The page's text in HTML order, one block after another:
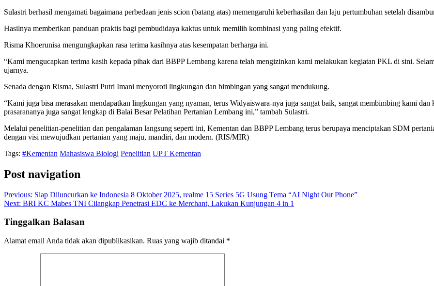
Sulastri berhasil mengamati bagaimana perbedaan jenis scion (batang atas) memengaruhi keberhasilan dan laju pertumbuhan setelah
Hasilnya memberikan panduan praktis bagi pembudidaya kaktus untuk memilih kombinasi yang paling efektif.
Risma Khoerunisa mengungkapkan rasa terima kasihnya atas kesempatan berharga ini.
“Kami mengucapkan terima kasih kepada pihak dari BBPP Lembang karena telah mengizinkan kami melakukan kegiatan PKL di sini.
ujarnya.
Senada dengan Risma, Sulastri Putri Imani menyoroti lingkungan dan bimbingan yang sangat mendukung.
“Kami juga bisa merasakan mendapatkan lingkungan yang nyaman, terus Widyaiswara-nya juga sangat baik, sangat membimbing kami
prasarananya juga sangat lengkap di Balai Besar Pelatihan Pertanian Lembang ini,” tambah Sulastri.
Melalui penelitian-penelitian dan pengalaman langsung seperti ini, Kementan dan BBPP Lembang terus berupaya menciptakan SDM
dengan visi mewujudkan pertanian yang maju, mandiri, dan modern. (RIS/MIR)
Tags: #Kementan Mahasiswa Biologi Penelitian UPT Kementan
Post navigation
Previous: Siap Diluncurkan ke Indonesia 8 Oktober 2025, realme 15 Series 5G Usung Tema “AI Night Out Phone”
Next: BRI KC Mabes TNI Cilangkap Penetrasi EDC ke Merchant, Lakukan Kunjungan 4 in 1
Tinggalkan Balasan
Alamat email Anda tidak akan dipublikasikan. Ruas yang wajib ditandai *